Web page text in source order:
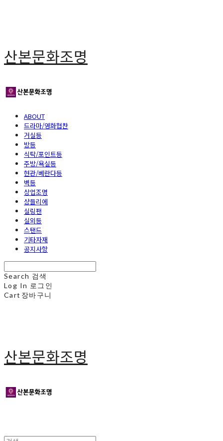
산본문화조명
ABOUT
드라마/영화협찬
거실등
방등
식탁/포인트등
주방/욕실등
현관/베란다등
벽등
상업조명
샹들리에
실링팬
실외등
스탠드
기타자재
공지사항
Search 검색
Log In 로그인
Cart 장바구니
산본문화조명